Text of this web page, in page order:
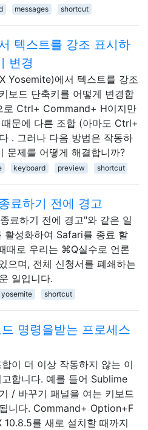
messages shortcut
텍스트를 강조 표시하
변경
Yosemite)에서 텍스트를 강조
보드 단축키를 어떻게 변경합
로 Ctrl+ Command+ H이지만
문에 다른 조합 (아마도 Ctrl+
. 그러나 다음 방법은 작동하
문제를 어떻게 해결합니까?
keyboard preview shortcut
료하기 전에 경고
료하기 전에 경고"와 같은 일
활성화하여 Safari를 종료 할
때로 우리는 ⌘Q실수로 언론
으며, 전체 신청서를 폐쇄하는
일입니다.
yosemite shortcut
명령을받는 프로세스
이 더 이상 작동하지 않는 이
합니다. 예를 들어 Sublime
/ 바꾸기 패널을 여는 키보드
니다. Command+ Option+F
10.8.5를 새로 설치할 때까지